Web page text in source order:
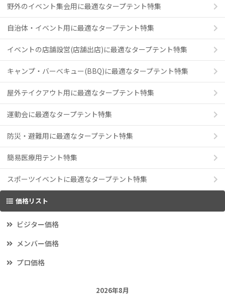
野外のイベント集会用に最適なタープテント特集
自治体・イベント用に最適なタープテント特集
イベントの店舗設営(店舗出店)に最適なタープテント特集
キャンプ・バーべキュー(BBQ)に最適なタープテント特集
屋外テイクアウト用に最適なタープテント特集
運動会に最適なタープテント特集
防災・避難用に最適なタープテント特集
簡易医療用テント特集
スポーツイベントに最適なタープテント特集
価格リスト
ビジター価格
メンバー価格
プロ価格
2026年8月